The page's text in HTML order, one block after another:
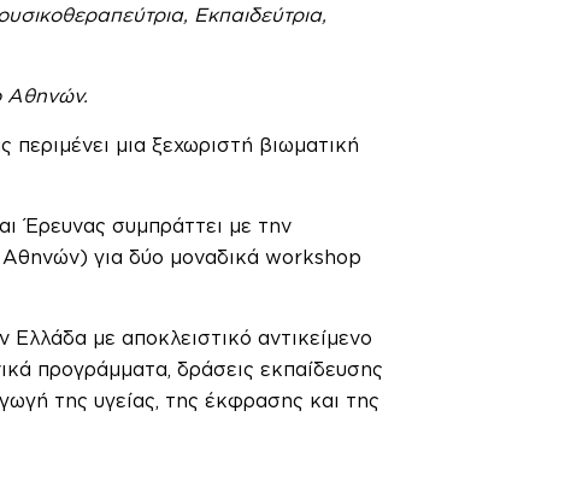
Εκπαιδεύτρια,
Αθηνών.
μια ξεχωριστή βιωματική
Έρευνας συμπράττει με την
Αθηνών) για δύο μοναδικά workshop
με αποκλειστικό αντικείμενο
προγράμματα, δράσεις εκπαίδευσης
της υγείας, της έκφρασης και της